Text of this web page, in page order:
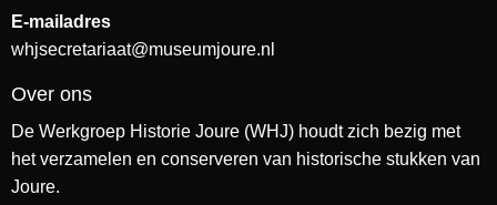
E-mailadres
whjsecretariaat@museumjoure.nl
Over ons
De Werkgroep Historie Joure (WHJ) houdt zich bezig met
het verzamelen en conserveren van historische stukken van
Joure.